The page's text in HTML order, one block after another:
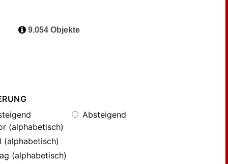
9.054 Objekte
Absteigend
(alphabetisch)
(alphabetisch)
(alphabetisch)